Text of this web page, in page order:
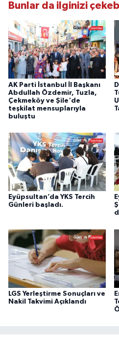
Bunlar da ilginizi
AK Parti İstanbul İl Başkanı
Abdullah Özdemir, Tuzla,
Çekmeköy ve Şile'de
teşkilat mensuplarıyla
buluştu
Eyüpsultan’da YKS Tercih
Günleri başladı.
LGS Yerleştirme Sonuçları ve
Nakil Takvimi Açıklandı